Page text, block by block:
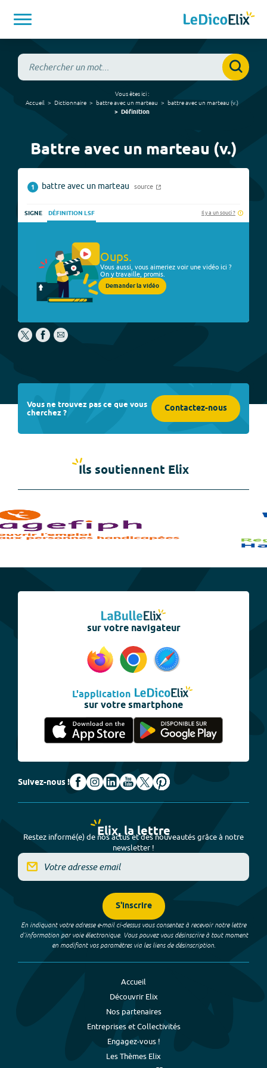
Vous êtes ici :
Accueil
Dictionnaire battre avec un marteau battre avec un marteau (v.)
Définition
Battre avec un marteau (v.)
1 battre avec un marteau source
SIGNE DÉFINITION LSF Il y a un souci ?
Oups.
Vous aussi, vous aimeriez voir une vidéo ici ?
On y travaille, promis.
Demander la vidéo
Vous ne trouvez pas ce que vous
cherchez ? Contactez-nous
Ils soutiennent Elix
sur votre navigateur
L'application
sur votre smartphone
Suivez-nous !
Elix, la lettre
Restez informé(e) de nos actus et des nouveautés grâce à notre
newsletter !
S'inscrire
En indiquant votre adresse e-mail ci-dessus vous consentez à recevoir notre lettre
d’information par voie électronique. Vous pouvez vous désinscrire à tout moment
en modifiant vos paramètres via les liens de désinscription.
Accueil
Découvrir Elix
Nos partenaires
Entreprises et Collectivités
Engagez-vous !
Les Thèmes Elix